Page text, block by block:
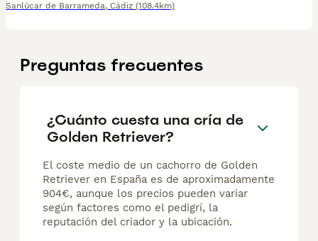
Sanlúcar de Barrameda, Cádiz (108.4km)
Preguntas frecuentes
¿Cuánto cuesta una cría de
Golden Retriever?
El coste medio de un cachorro de Golden
Retriever en España es de aproximadamente
904€, aunque los precios pueden variar
según factores como el pedigrí, la
reputación del criador y la ubicación.